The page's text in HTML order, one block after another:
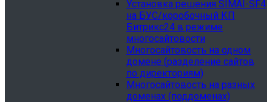
Установка решения SIMAI-SF4
на БУС/коробочный КП
Битрикс24 в режиме
многосайтовости
Многосайтовость на одном
домене (разделение сайтов
по директориям)
Многосайтовость на разных
доменах (поддоменах)